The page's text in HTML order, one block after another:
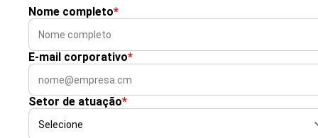
Nome completo*
E-mail corporativo*
Setor de atuação*